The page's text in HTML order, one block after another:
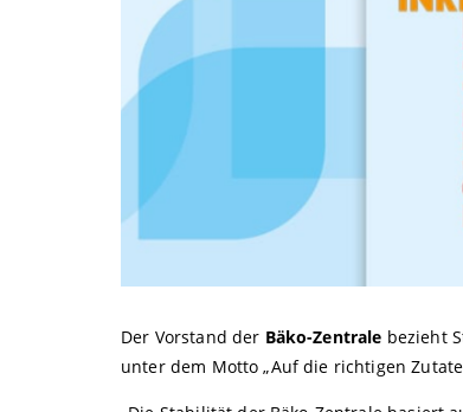
Der Vorstand der Bäko-Zentrale bezieht
unter dem Motto „Auf die richtigen